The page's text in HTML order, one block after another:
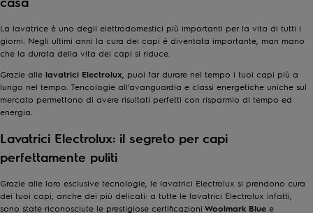
La lavatrice è uno degli elettrodomestici più importanti per la vita di tutti i
giorni. Negli ultimi anni la cura dei capi è diventata importante, man mano
che la durata della vita dei capi si riduce.
Grazie alle lavatrici Electrolux , puoi far durare nel tempo i tuoi capi più a
lungo nel tempo. Tencologie all'avanguardia e classi energetiche uniche sul
mercato permettono di avere risultati perfetti con risparmio di tempo ed
energia.
Lavatrici Electrolux: il segreto per capi
perfettamente puliti
Grazie alle loro esclusive tecnologie, le lavatrici Electrolux si prendono cura
dei tuoi capi, anche dei più delicati: a tutte le lavatrici Electrolux infatti,
sono state riconosciute le prestigiose certificazioni Woolmark Blue e